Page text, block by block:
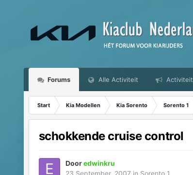
Forums Alle Activiteit Activiteit
Start Kia Modellen Kia Sorento Sorento 1
schokkende cruise control
Dooredwinkru